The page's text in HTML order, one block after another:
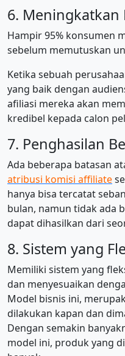
6. Meningkatkan
Hampir 95% konsumen
sebelum memutuskan
Ketika sebuah
yang baik dengan
afiliasi mereka akan
kredibel kepada calon
7. Penghasilan
Ada beberapa batasan
atribusi komisi affiliate
hanya bisa tercatat
bulan, namun tidak ada
dapat dihasilkan dari
8. Sistem yang
Memiliki sistem yang
dan menyesuaikan
Model bisnis ini,
dilakukan kapan dan
Dengan semakin
model ini, produk yang